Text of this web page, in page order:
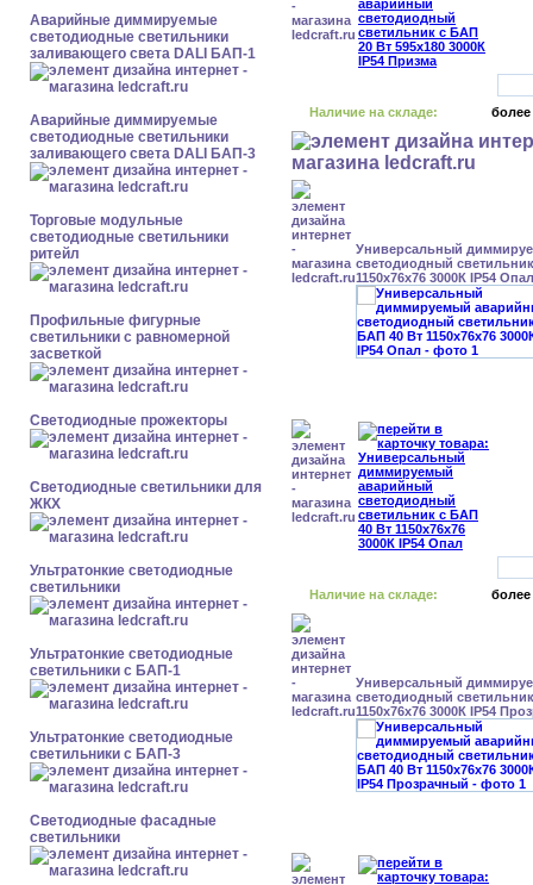
Аварийные диммируемые
светодиодные светильники
заливающего света DALI БАП-1
Аварийные диммируемые
светодиодные светильники
заливающего света DALI БАП-3
Торговые модульные
светодиодные светильники
ритейл
Профильные фигурные
светильники с равномерной
засветкой
Светодиодные прожекторы
Светодиодные светильники для
ЖКХ
Ультратонкие светодиодные
светильники
Ультратонкие светодиодные
светильники с БАП-1
Ультратонкие светодиодные
светильники с БАП-3
Светодиодные фасадные
светильники
Наличие на складе: более
Универсальный
светодиодный
1150x76x76 3000К IP54 Опал
Наличие на складе: более
Универсальный
светодиодный
1150x76x76 3000К IP54